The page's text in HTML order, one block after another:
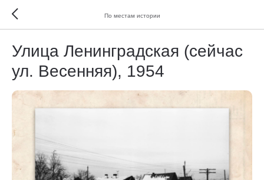
По местам истории
Улица Ленинградская (сейчас
ул. Весенняя), 1954